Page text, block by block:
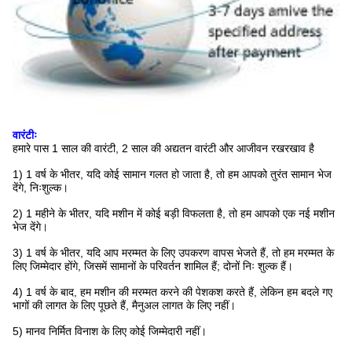
वारंटीः
हमारे पास 1 साल की वारंटी, 2 साल की अद्यतन वारंटी और आजीवन रखरखाव है
1) 1 वर्ष के भीतर, यदि कोई सामान गलत हो जाता है, तो हम आपको तुरंत सामान भेज
देंगे, निःशुल्क।
2) 1 महीने के भीतर, यदि मशीन में कोई बड़ी विफलता है, तो हम आपको एक नई मशीन
भेज देंगे।
3) 1 वर्ष के भीतर, यदि आप मरम्मत के लिए उपकरण वापस भेजते हैं, तो हम मरम्मत के
लिए जिम्मेदार होंगे, जिसमें सामानों के परिवर्तन शामिल हैं; दोनों निः शुल्क हैं।
4) 1 वर्ष के बाद, हम मशीन की मरम्मत करने की पेशकश करते हैं, लेकिन हम बदले गए
भागों की लागत के लिए पूछते हैं, मैनुअल लागत के लिए नहीं।
5) मानव निर्मित विनाश के लिए कोई जिम्मेदारी नहीं।